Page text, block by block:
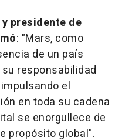
presidente de
: "Mars, como
de un país
responsabilidad
el
en toda su cadena
se enorgullece de
propósito global".